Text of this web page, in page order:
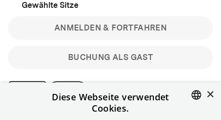
Gewählte Sitze
BUCHUNG ALS GAST
ANMELDEN & FORTFAHREN
×
Diese Webseite verwendet
Cookies.